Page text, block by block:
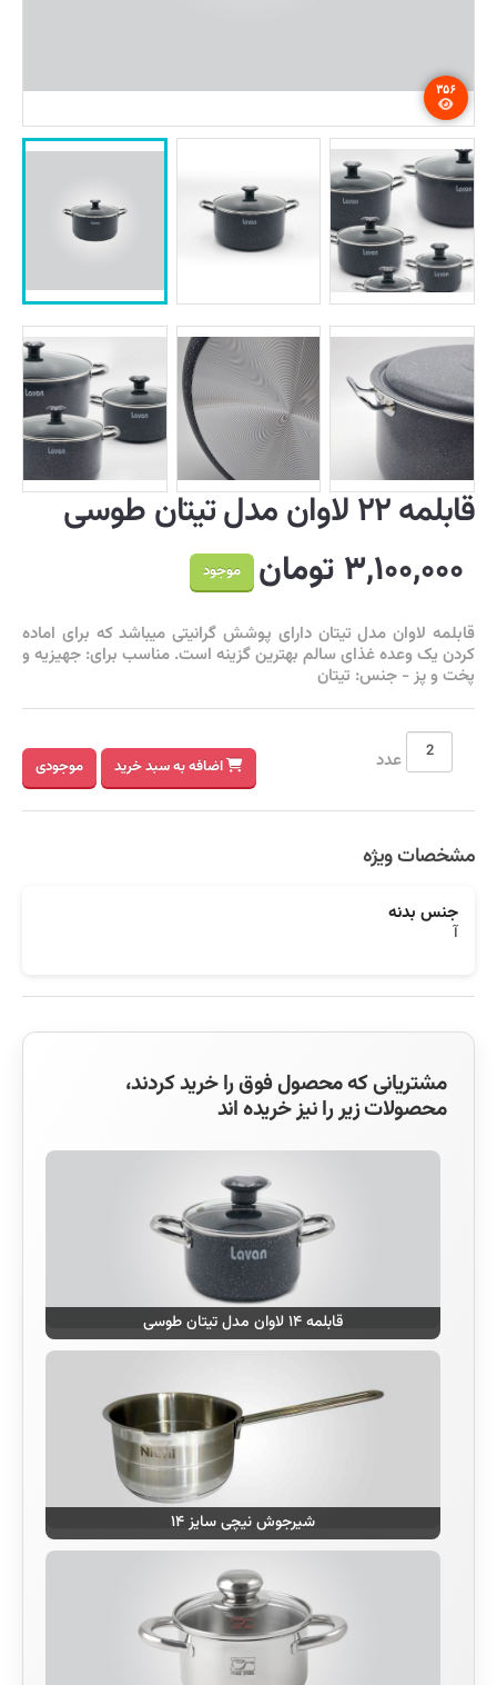
۳۵۶
قابلمه ۲۲ لاوان مدل تیتان طوسی
۳,۱۰۰,۰۰۰ تومان
موجود
قابلمه لاوان مدل تیتان دارای پوشش گرانیتی میباشد که برای اماده
کردن یک وعده غذای سالم بهترین گزینه است. مناسب برای: جهیزیه و
پخت و پز - جنس: تیتان
موجودی عدد اضافه به سبد خرید
مشخصات ویژه
جنس بدنه
آ
مشتریانی که محصول فوق را خرید کردند،
محصولات زیر را نیز خریده اند
قابلمه ۱۴ لاوان مدل تیتان طوسی
شیرجوش نیچی سایز ۱۴